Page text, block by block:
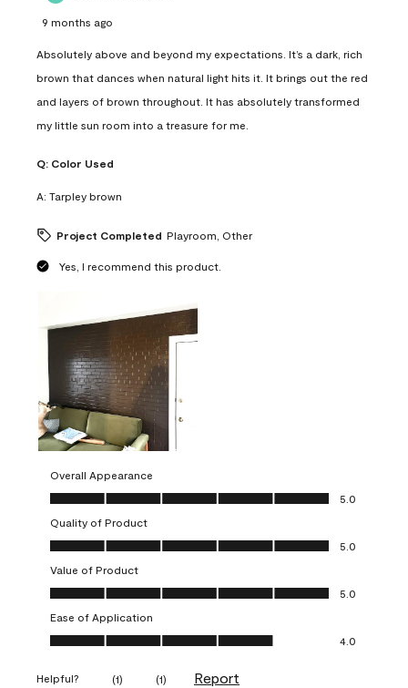
9 months ago
Absolutely above and beyond my expectations. It’s a dark, rich
brown that dances when natural light hits it. It brings out the red
and layers of brown throughout. It has absolutely transformed
my little sun room into a treasure for me.
Q: Color Used
A: Tarpley brown
Project Completed Playroom, Other
Yes, I recommend this product.
Overall Appearance
Overall Appearance, 5.0 out of 5
5.0
Quality of Product
Quality of Product, 5.0 out of 5
5.0
Value of Product
Value of Product, 5.0 out of 5
5.0
Ease of Application
Ease of Application, 4.0 out of 5
4.0
Helpful? (1) (1) Report